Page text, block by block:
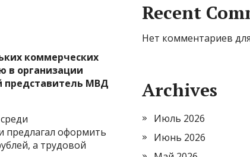
коммерческих
в организации
представитель МВД
предлагал оформить
а трудовой
Recent
Нет комментариев
Archives
Июль 2026
Июнь 2026